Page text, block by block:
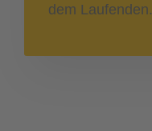
dem Laufenden.